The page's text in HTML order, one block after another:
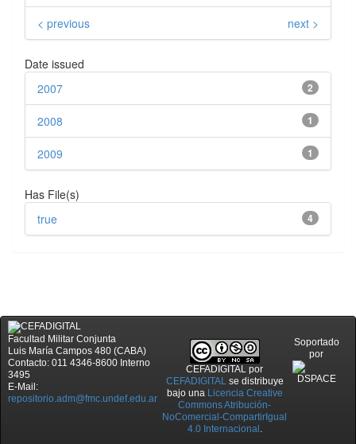
< previous next >
Date issued
2
2007
1
2008
1
2009
Has File(s)
4
true
Facultad Militar Conjunta
Luis María Campos 480 (CABA)
Contacto: 011 4346-8600 Interno
3495
E-Mail:
repositorio.adm@fmc.undef.edu.ar
CEFADIGITAL por
CEFADIGITALse distribuye
bajo una Licencia Creative
Commons Atribución-
NoComercial-CompartirIgual
4.0 Internacional .
Soportado
por